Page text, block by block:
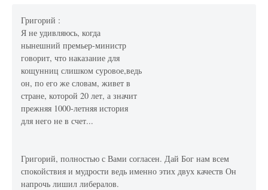
Григорий :
Я не удивляюсь, когда
нынешний премьер-министр
говорит, что наказание для
кощунниц слишком суровое,ведь
он, по его же словам, живет в
стране, которой 20 лет, а значит
прежняя 1000-летняя история
для него не в счет...
Григорий, полностью с Вами согласен. Дай Бог нам всем
спокойствия и мудрости ведь именно этих двух качеств Он
напрочь лишил либералов.